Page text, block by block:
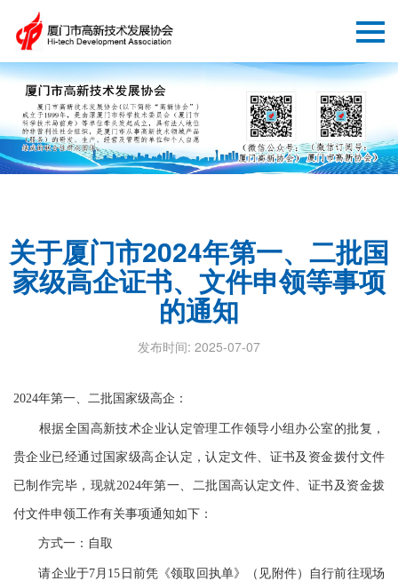
关于厦门市2024年第一、二批国
家级高企证书、文件申领等事项
的通知
发布时间: 2025-07-07
2024年第一、二批国家级高企：
根据全国高新技术企业认定管理工作领导小组办公室的批复，
贵企业已经通过国家级高企认定，认定文件、证书及资金拨付文件
已制作完毕，现就2024年第一、二批国高认定文件、证书及资金拨
付文件申领工作有关事项通知如下：
方式一：自取
请企业于7月15日前凭《领取回执单》（见附件）自行前往现场